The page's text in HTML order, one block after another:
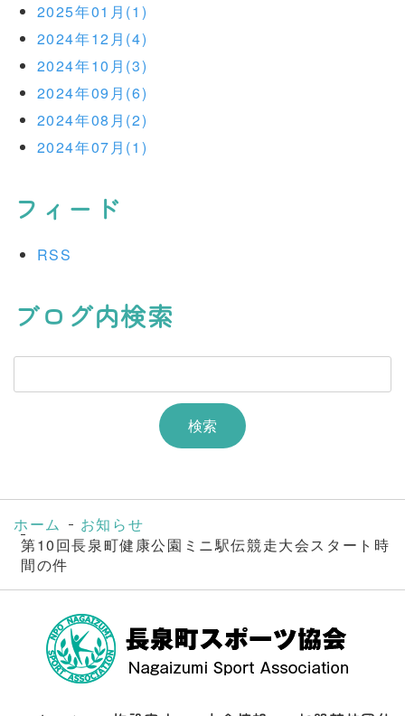
2025年01月(1)
2024年12月(4)
2024年10月(3)
2024年09月(6)
2024年08月(2)
2024年07月(1)
フィード
RSS
ブログ内検索
ホーム
お知らせ
第10回長泉町健康公園ミニ駅伝競走大会スタート時
間の件